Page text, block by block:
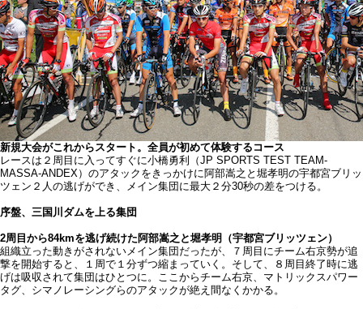
新規大会がこれからスタート。全員が初めて体験するコース
レースは２周目に入ってすぐに小橋勇利（JP SPORTS TEST TEAM-
MASSA-ANDEX）のアタックをきっかけに阿部嵩之と堀孝明の宇都宮ブリッ
ツェン２人の逃げができ、メイン集団に最大２分30秒の差をつける。
序盤、三国川ダムを上る集団
2周目から84kmを逃げ続けた阿部嵩之と堀孝明（宇都宮ブリッツェン）
組織立った動きがされないメイン集団だったが、７周目にチーム右京勢が追
撃を開始すると、１周で１分ずつ縮まっていく。そして、８周目終了時に逃
げは吸収されて集団はひとつに。ここからチーム右京、マトリックスパワー
タグ、シマノレーシングらのアタックが絶え間なくかかる。